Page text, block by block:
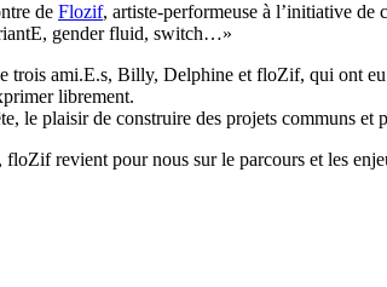
de Flozif, artiste-performeuse à l’initiative de
gender fluid, switch…»
ami.E.s, Billy, Delphine et floZif, qui ont
librement.
plaisir de construire des projets communs et
floZif revient pour nous sur le parcours et les